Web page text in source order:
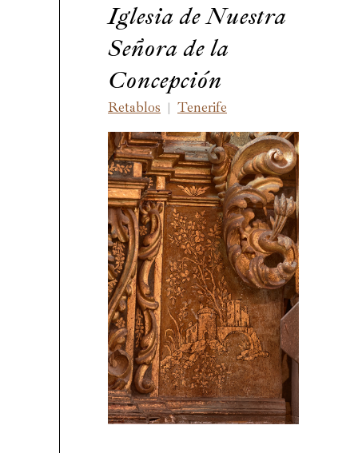
Iglesia de Nuestra
Señora de la
Concepción
Retablos | Tenerife